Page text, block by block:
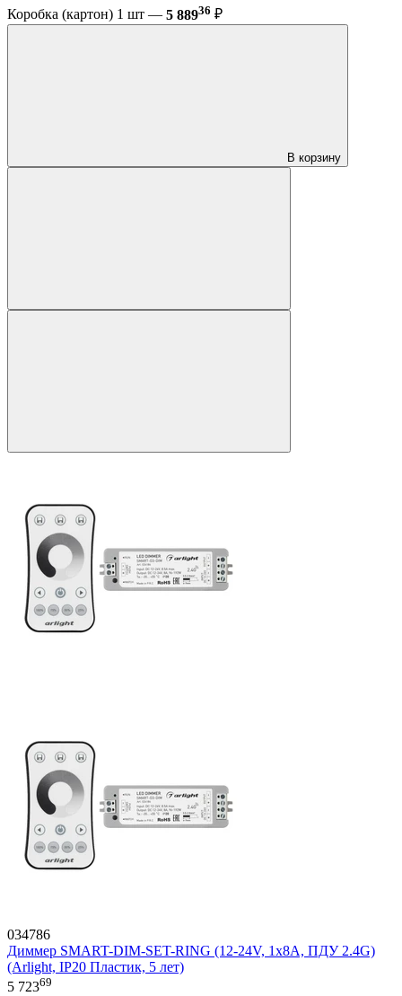
Коробка (картон) 1 шт — 5 88936 ₽
В корзину
034786
Диммер SMART-DIM-SET-RING (12-24V, 1x8A, ПДУ 2.4G)
(Arlight, IP20 Пластик, 5 лет)
5 72369